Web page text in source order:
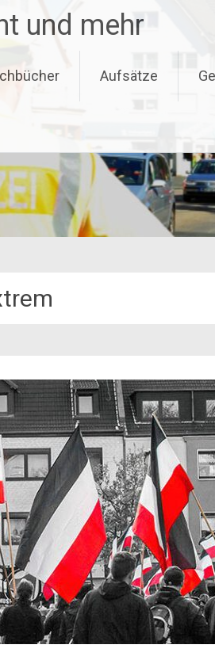
und mehr
Aufsätze